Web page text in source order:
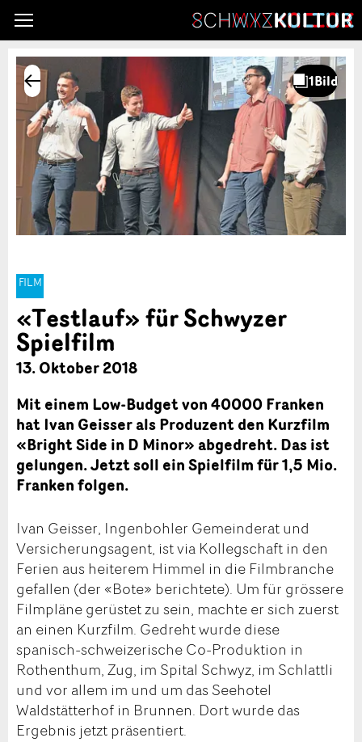
FILM
«Testlauf» für Schwyzer
Spielfilm
13. Oktober 2018
Mit einem Low-Budget von 40000 Franken
hat Ivan Geisser als Produzent den Kurzfilm
«Bright Side in D Minor» abgedreht. Das ist
gelungen. Jetzt soll ein Spielfilm für 1,5 Mio.
Franken folgen.
Ivan Geisser, Ingenbohler Gemeinderat und
Versicherungsagent, ist via Kollegschaft in den
Ferien aus heiterem Himmel in die Filmbranche
gefallen (der «Bote» berichtete). Um für grössere
Filmpläne gerüstet zu sein, machte er sich zuerst
an einen Kurzfilm. Gedreht wurde diese
spanisch-schweizerische Co-Produktion in
Rothenthum, Zug, im Spital Schwyz, im Schlattli
und vor allem im und um das Seehotel
Waldstätterhof in Brunnen. Dort wurde das
Ergebnis jetzt präsentiert.